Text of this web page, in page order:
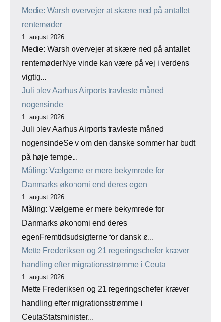
Medie: Warsh overvejer at skære ned på antallet
rentemøder
1. august 2026
Medie: Warsh overvejer at skære ned på antallet
rentemøderNye vinde kan være på vej i verdens
vigtig...
Juli blev Aarhus Airports travleste måned
nogensinde
1. august 2026
Juli blev Aarhus Airports travleste måned
nogensindeSelv om den danske sommer har budt
på høje tempe...
Måling: Vælgerne er mere bekymrede for
Danmarks økonomi end deres egen
1. august 2026
Måling: Vælgerne er mere bekymrede for
Danmarks økonomi end deres
egenFremtidsudsigterne for dansk ø...
Mette Frederiksen og 21 regeringschefer kræver
handling efter migrationsstrømme i Ceuta
1. august 2026
Mette Frederiksen og 21 regeringschefer kræver
handling efter migrationsstrømme i
CeutaStatsminister...